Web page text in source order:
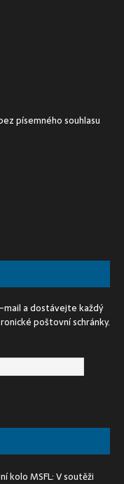
písemného souhlasu
mail a dostávejte každý
poštovní schránky.
kolo MSFL: V soutěži